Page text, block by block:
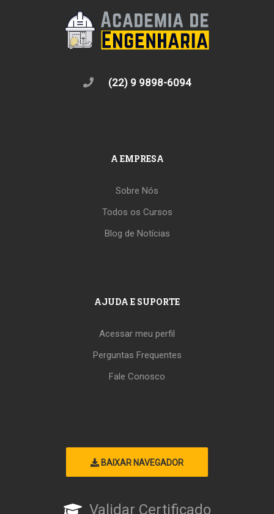
(22) 9 9898-6094
A EMPRESA
Sobre Nós
Todos os Cursos
Blog de Notícias
AJUDA E SUPORTE
Acessar meu perfil
Perguntas Frequentes
Fale Conosco
BAIXAR NAVEGADOR
Validar Certificado